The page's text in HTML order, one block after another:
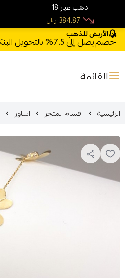
الأربش للذهب
خصم يصل إلى 7.5% بالتحويل البنكي أو 3% عبر مدى وSTC Pay + خصم بكود **X123** وشحن مجاني للطلبات فوق 1000 ريال
القائمة
الرئيسية اقسام المتجر اساور
18 ذهب عيار
ريال 384.87